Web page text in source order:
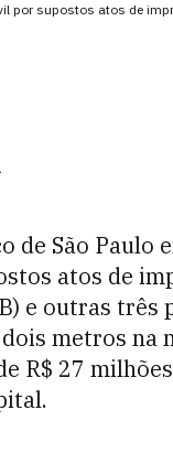
por supostos atos de
.
de São Paulo
atos de
e outras três
metros na
R$ 27